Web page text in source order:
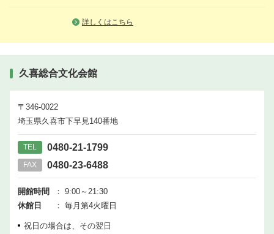
詳しくはこちら
久喜総合文化会館
〒346-0022
埼玉県久喜市下早見140番地
TEL 0480-21-1799
FAX 0480-23-6488
開館時間
： 9:00～21:30
休館日
： 毎月第4火曜日
祝日の場合は、その翌日